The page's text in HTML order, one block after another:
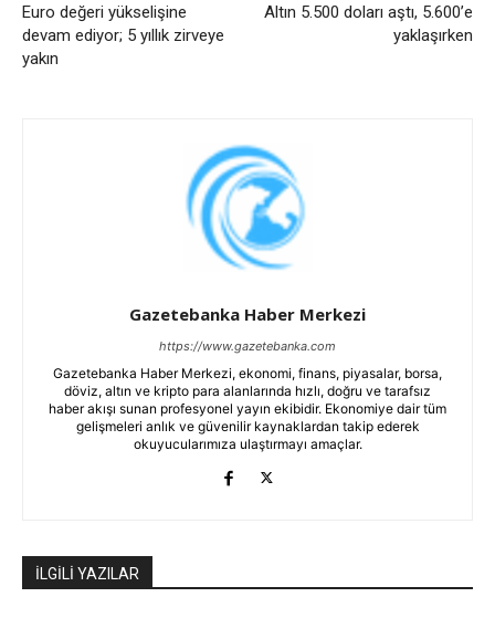
Euro değeri yükselişine
devam ediyor; 5 yıllık zirveye
yakın
Altın 5.500 doları aştı, 5.600’e
yaklaşırken
Gazetebanka Haber Merkezi
https://www.gazetebanka.com
Gazetebanka Haber Merkezi, ekonomi, finans, piyasalar, borsa,
döviz, altın ve kripto para alanlarında hızlı, doğru ve tarafsız
haber akışı sunan profesyonel yayın ekibidir. Ekonomiye dair tüm
gelişmeleri anlık ve güvenilir kaynaklardan takip ederek
okuyucularımıza ulaştırmayı amaçlar.
İLGİLİ YAZILAR